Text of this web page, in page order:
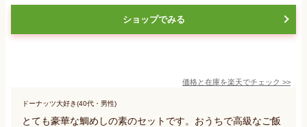
ショップでみる
価格と在庫を楽天でチェック >>
ドーナッツ大好き(40代・男性)
とても豪華な鯛めしの素のセットです。おうちで高級なご飯